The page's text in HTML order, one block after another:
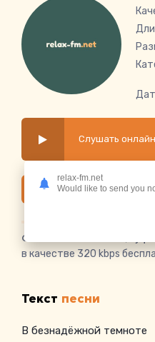
Слушать
Скачать песню Баста, Гуф -
в качестве 320 kbps
Текст песни
В безнадёжной темноте
relax-fm.net
Would like to send you